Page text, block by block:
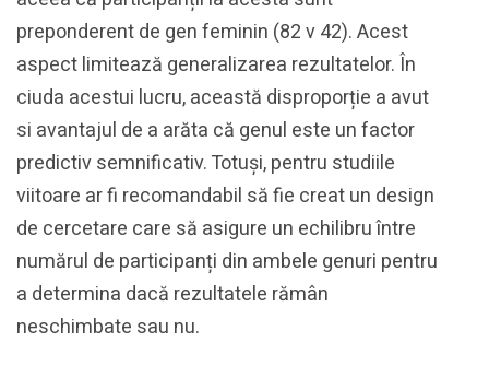
preponderent de gen feminin (82 v 42). Acest
aspect limitează generalizarea rezultatelor. În
ciuda acestui lucru, această disproporție a avut
si avantajul de a arăta că genul este un factor
predictiv semnificativ. Totuși, pentru studiile
viitoare ar fi recomandabil să fie creat un design
de cercetare care să asigure un echilibru între
numărul de participanți din ambele genuri pentru
a determina dacă rezultatele rămân
neschimbate sau nu.